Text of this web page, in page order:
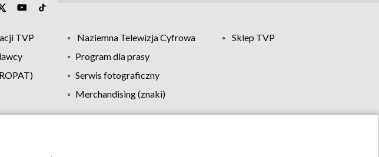
TVP Naziemna Telewizja Cyfrowa
Sklep TVP
Program dla prasy
Serwis fotograficzny
Merchandising (znaki)